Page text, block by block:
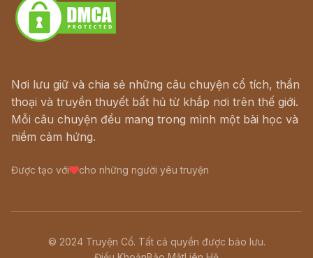
Nơi lưu giữ và chia sẻ những câu chuyện cổ tích, thần
thoại và truyền thuyết bất hủ từ khắp nơi trên thế giới.
Mỗi câu chuyện đều mang trong mình một bài học và
niềm cảm hứng.
Được tạo với cho những người yêu truyện
© 2024 Truyện Cổ. Tất cả quyền được bảo lưu.